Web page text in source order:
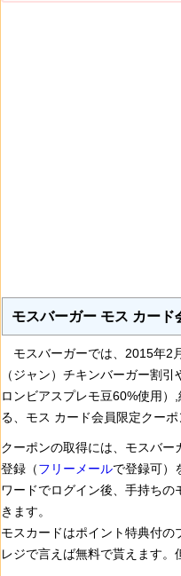
モスバーガー モス カード
モスバーガーでは、2015年2
（ジャン）チキンバーガー割
ロンビアスプレモ豆60%使用
る、モス カード会員限定クーポ
クーポンの取得には、モスバ
登録（フリーメールで登録可）
ワードでログイン後、手持ち
きます。
モスカードはポイント特典付
レジで言えば無料で貰えます。